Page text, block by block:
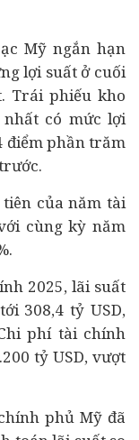
Mỹ ngắn hạn
lợi suất ở cuối
Trái phiếu kho
có mức lợi
điểm phần trăm
của năm tài
cùng kỳ năm
2025, lãi suất
308,4 tỷ USD,
phí tài chính
tỷ USD, vượt
phủ Mỹ đã